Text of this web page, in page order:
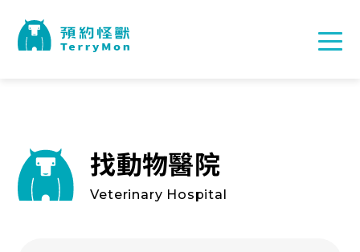
找動物醫院
Veterinary Hospital